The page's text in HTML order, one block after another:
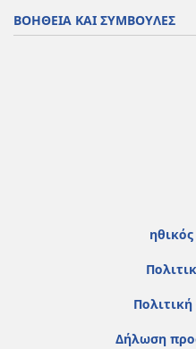
ΒΟΗΘΕΙΑ ΚΑΙ ΣΥΜΒΟΥΛΕΣ
Δήλωση